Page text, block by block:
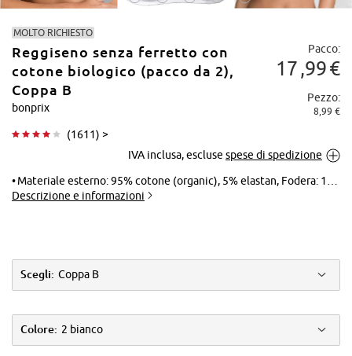
MOLTO RICHIESTO
Reggiseno senza ferretto con
cotone biologico (pacco da 2),
Coppa B
bonprix
(1611) >
Pacco:
17 99€
Pezzo:
8,99 €
IVA inclusa, escluse spese di spedizione
Materiale esterno: 95% cotone (organic), 5% elastan, Fodera: 100% cotone (organic), Pizzo: 90% poliammide, 10% elastan
Descrizione e informazioni
Scegli: Coppa B
Colore: 2 bianco